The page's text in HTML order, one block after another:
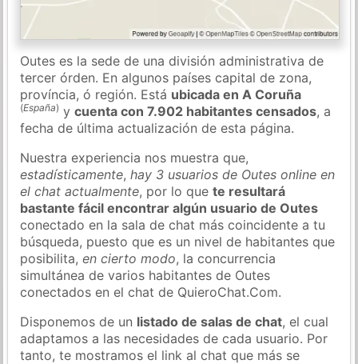
Outes es la sede de una división administrativa de
tercer órden. En algunos países capital de zona,
província, ó región. Está ubicada en A Coruña
(España) ycuenta con 7.902 habitantes censados, a
fecha de última actualización de esta página.
Nuestra experiencia nos muestra que,
estadísticamente,hay 3 usuarios de Outes online en
el chat actualmente, por lo quete resultará
bastante fácil encontrar algún usuario de Outes
conectado en la sala de chat más coincidente a tu
búsqueda, puesto que es un nivel de habitantes que
posibilita,en cierto modo, la concurrencia
simultánea de varios habitantes de Outes
conectados en el chat de QuieroChat.Com.
Disponemos de un listado de salas de chat, el cual
adaptamos a las necesidades de cada usuario. Por
tanto, te mostramos el link al chat que más se